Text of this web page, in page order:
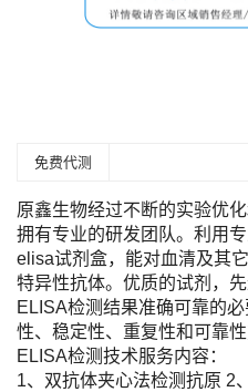
免费代测
原鑫生物经过不断的实验优
拥有专业的研发团队。利用
elisa试剂盒，能对血清及其
特异性抗体。优质的试剂，
ELISA检测结果准确可靠的
性、稳定性、重复性和可靠
ELISA检测技术服务内容：
1、双抗体夹心法检测抗原 2